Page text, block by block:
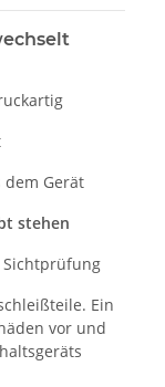
dem Gerät
stehen
Sichtprüfung
Ein
vor und